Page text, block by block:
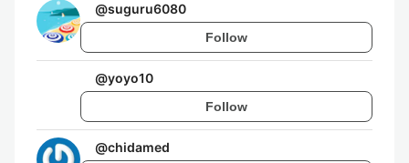
@suguru6080
Follow
@yoyo10
Follow
@chidamed